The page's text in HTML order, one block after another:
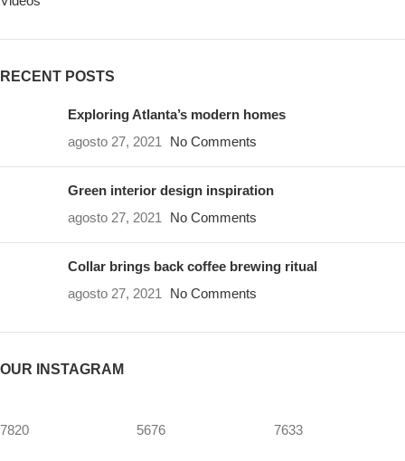
RECENT POSTS
Exploring Atlanta’s modern homes
agosto 27, 2021
No Comments
Green interior design inspiration
agosto 27, 2021
No Comments
Collar brings back coffee brewing ritual
agosto 27, 2021
No Comments
OUR INSTAGRAM
7820 5676 7633